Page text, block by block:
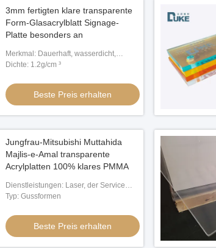
3mm fertigten klare transparente
Form-Glasacrylblatt Signage-
Platte besonders an
Merkmal: Dauerhaft, wasserdicht,
bedruckbar
Dichte: 1.2g/cm ³
Beste Preis erhalten
Jungfrau-Mitsubishi Muttahida
Majlis-e-Amal transparente
Acrylplatten 100% klares PMMA
Dienstleistungen: Laser, der Service
schneidet
Typ: Gussformen
Beste Preis erhalten